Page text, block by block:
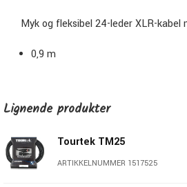
Myk og fleksibel 24-leder XLR-kabel
0,9 m
Lignende produkter
Tourtek TM25
ARTIKKELNUMMER 1517525